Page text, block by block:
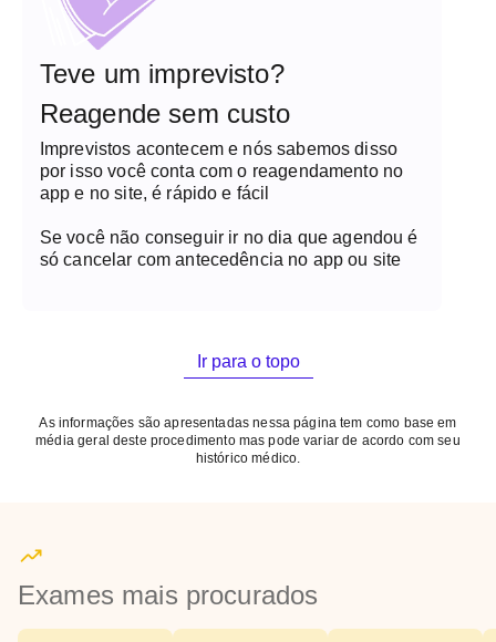
Teve um imprevisto?
Reagende sem custo
Imprevistos acontecem e nós sabemos disso
por isso você conta com o reagendamento no
app e no site, é rápido e fácil
Se você não conseguir ir no dia que agendou é
só cancelar com antecedência no app ou site
Ir para o topo
As informações são apresentadas nessa página tem como base em
média geral deste procedimento mas pode variar de acordo com seu
histórico médico.
Exames mais procurados